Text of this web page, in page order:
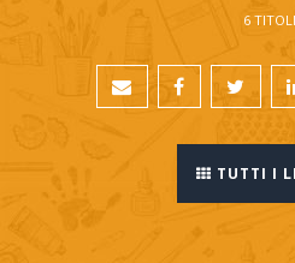
6 TITOLI
TUTTI I